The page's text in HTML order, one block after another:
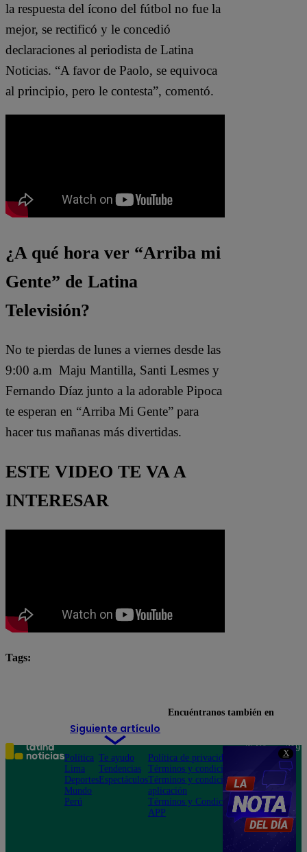
X
la respuesta del ícono del fútbol no fue la
mejor, se rectificó y le concedió
declaraciones al periodista de Latina
Noticias. “A favor de Paolo, se equivoca
al principio, pero le contesta”, comentó.
¿A qué hora ver “Arriba mi
Gente” de Latina
Televisión?
No te pierdas de lunes a viernes desde las
9:00 a.m Maju Mantilla, Santi Lesmes y
Fernando Díaz junto a la adorable Pipoca
te esperan en “Arriba Mi Gente” para
hacer tus mañanas más divertidas.
ESTE VIDEO TE VA A
INTERESAR
Tags:
Siguiente artículo
Encuéntranos también en
Política
Lima
Deportes
Mundo
Perú
Te ayudo
Tendencias
Espectáculos
Política de privacidad
Términos y condiciones
Términos y condiciones
aplicación
Términos y Condiciones
APP
Teléfono: 219
Av. San
Felipe 968
Jesús María